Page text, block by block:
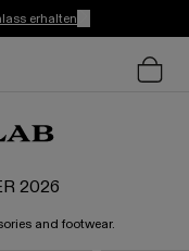
erhalten
2026
and footwear.